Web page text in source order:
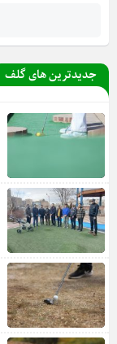
جدیدترین های گلف